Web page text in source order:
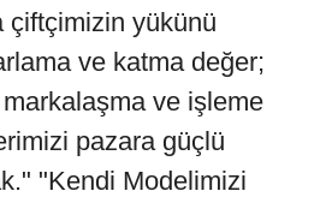
çiftçimizin yükünü
ve katma değer;
ve işleme
pazara güçlü
"Kendi Modelimizi